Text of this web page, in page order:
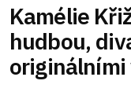
Kamélie
hudbou,